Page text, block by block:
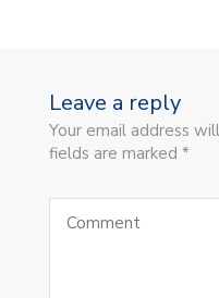
Leave a reply
Your email address
fields are marked *